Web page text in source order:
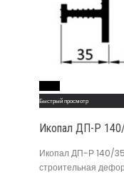
Быстрый просмотр
Икопал ДП-Р
Икопал ДП-Р 140/
строительная